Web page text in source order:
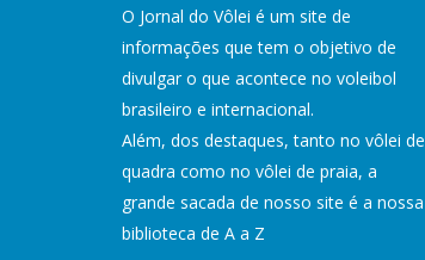
O Jornal do Vôlei é um site de
informações que tem o objetivo de
divulgar o que acontece no voleibol
brasileiro e internacional.
Além, dos destaques, tanto no vôlei de
quadra como no vôlei de praia, a
grande sacada de nosso site é a nossa
biblioteca de A a Z